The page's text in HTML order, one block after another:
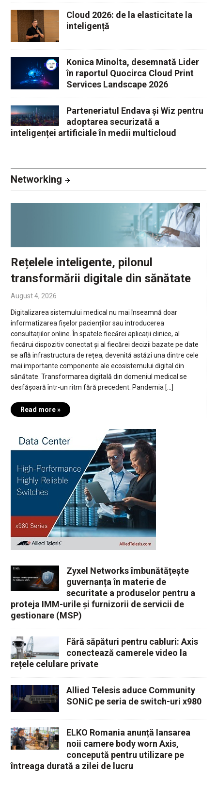
Cloud 2026: de la elasticitate la
inteligență
Konica Minolta, desemnată Lider
în raportul Quocirca Cloud Print
Services Landscape 2026
Parteneriatul Endava și Wiz pentru
adoptarea securizată a
inteligenței artificiale în medii multicloud
Networking
Rețelele inteligente, pilonul
transformării digitale din sănătate
August 4, 2026
Digitalizarea sistemului medical nu mai înseamnă doar
informatizarea fișelor pacienților sau introducerea
consultațiilor online. În spatele fiecărei aplicații clinice, al
fiecărui dispozitiv conectat și al fiecărei decizii bazate pe date
se află infrastructura de rețea, devenită astăzi una dintre cele
mai importante componente ale ecosistemului digital din
sănătate. Transformarea digitală din domeniul medical se
desfășoară într-un ritm fără precedent. Pandemia […]
Read more »
Zyxel Networks îmbunătățește
guvernanța în materie de
securitate a produselor pentru a
proteja IMM-urile și furnizorii de servicii de
gestionare (MSP)
Fără săpături pentru cabluri: Axis
conectează camerele video la
rețele celulare private
Allied Telesis aduce Community
SONiC pe seria de switch-uri x980
ELKO Romania anunță lansarea
noii camere body worn Axis,
concepută pentru utilizare pe
întreaga durată a zilei de lucru